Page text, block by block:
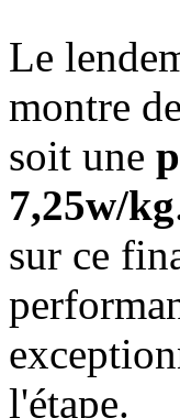
Le
montre
soit une
7,25w/kg
sur ce
l'étape.